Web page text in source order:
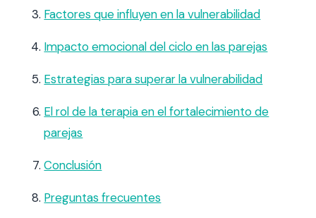
Factores que influyen en la vulnerabilidad
Impacto emocional del ciclo en las parejas
Estrategias para superar la vulnerabilidad
El rol de la terapia en el fortalecimiento de
parejas
Conclusión
Preguntas frecuentes